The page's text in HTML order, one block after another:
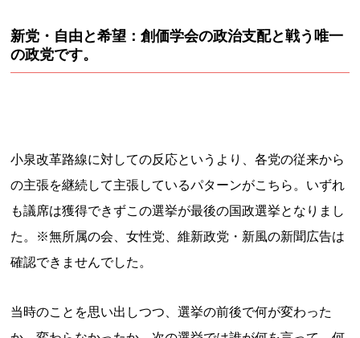
新党・自由と希望：創価学会の政治支配と戦う唯一
の政党です。
小泉改革路線に対しての反応というより、各党の従来から
の主張を継続して主張しているパターンがこちら。いずれ
も議席は獲得できずこの選挙が最後の国政選挙となりまし
た。※無所属の会、女性党、維新政党・新風の新聞広告は
確認できませんでした。
当時のことを思い出しつつ、選挙の前後で何が変わった